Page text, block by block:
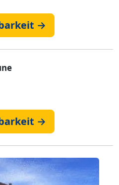
→
→